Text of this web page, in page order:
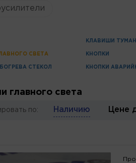
СВЕТА
СТЕКОЛ
КЛАВИШИ
КНОПКИ
КНОПКИ
главного света
по: Наличию Цене